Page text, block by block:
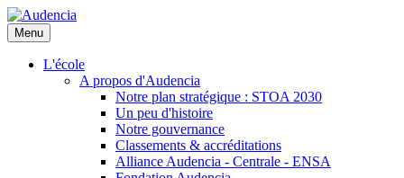
Aller
au
contenu
principal
Menu
L'école
A propos d'Audencia
Notre plan stratégique : STOA 2030
Un peu d'histoire
Notre gouvernance
Classements & accréditations
Alliance Audencia - Centrale - ENSA